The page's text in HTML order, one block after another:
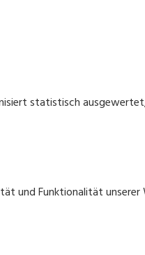
statistisch
und Funktionalität unserer